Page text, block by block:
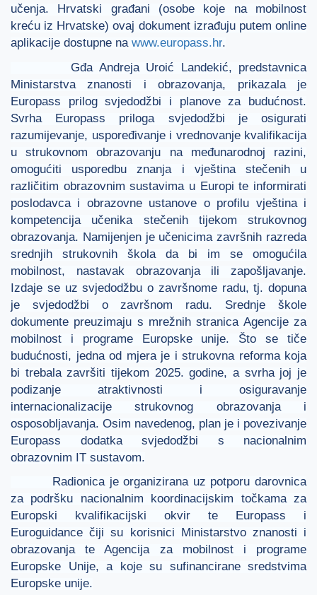
učenja. Hrvatski građani (osobe koje na mobilnost
kreću iz Hrvatske) ovaj dokument izrađuju putem online
aplikacije dostupne na www.europass.hr.
Gđa Andreja Uroić Landekić, predstavnica
Ministarstva znanosti i obrazovanja, prikazala je
Europass prilog svjedodžbi i planove za budućnost.
Svrha Europass priloga svjedodžbi je osigurati
razumijevanje, uspoređivanje i vrednovanje kvalifikacija
u strukovnom obrazovanju na međunarodnoj razini,
omogućiti usporedbu znanja i vještina stečenih u
različitim obrazovnim sustavima u Europi te informirati
poslodavca i obrazovne ustanove o profilu vještina i
kompetencija učenika stečenih tijekom strukovnog
obrazovanja. Namijenjen je učenicima završnih razreda
srednjih strukovnih škola da bi im se omogućila
mobilnost, nastavak obrazovanja ili zapošljavanje.
Izdaje se uz svjedodžbu o završnome radu, tj. dopuna
je svjedodžbi o završnom radu. Srednje škole
dokumente preuzimaju s mrežnih stranica Agencije za
mobilnost i programe Europske unije. Što se tiče
budućnosti, jedna od mjera je i strukovna reforma koja
bi trebala završiti tijekom 2025. godine, a svrha joj je
podizanje atraktivnosti i osiguravanje
internacionalizacije strukovnog obrazovanja i
osposobljavanja. Osim navedenog, plan je i povezivanje
Europass dodatka svjedodžbi s nacionalnim
obrazovnim IT sustavom.
Radionica je organizirana uz potporu darovnica
za podršku nacionalnim koordinacijskim točkama za
Europski kvalifikacijski okvir te Europass i
Euroguidance čiji su korisnici Ministarstvo znanosti i
obrazovanja te Agencija za mobilnost i programe
Europske Unije, a koje su sufinancirane sredstvima
Europske unije.